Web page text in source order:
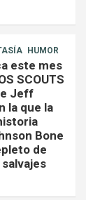
HUMOR
este mes
SCOUTS
Jeff
la que la
Bone
de